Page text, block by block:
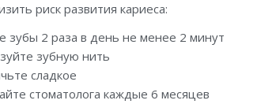
риск развития кариеса:
зубы 2 раза в день не менее 2 минут
зубную нить
сладкое
стоматолога каждые 6 месяцев